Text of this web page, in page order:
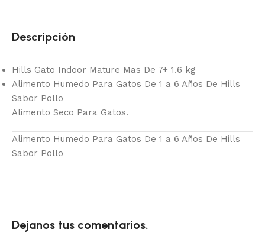
Descripción
Hills Gato Indoor Mature Mas De 7+ 1.6 kg
Alimento Humedo Para Gatos De 1 a 6 Años De Hills
Sabor Pollo
Alimento Seco Para Gatos.
Alimento Humedo Para Gatos De 1 a 6 Años De Hills
Sabor Pollo
Dejanos tus comentarios.